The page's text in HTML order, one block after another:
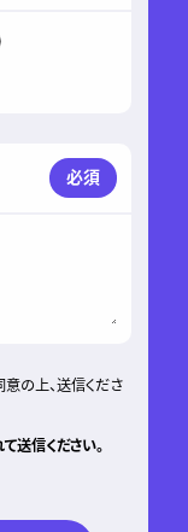
必須
意の上、送信くださ
送信ください。